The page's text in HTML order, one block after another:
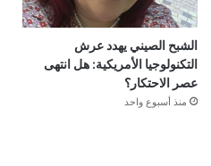
الشبح الصيني يهدد عرش
التكنولوجيا الأمريكية: هل انتهى
عصر الاحتكار؟
منذ أسبوع واحد